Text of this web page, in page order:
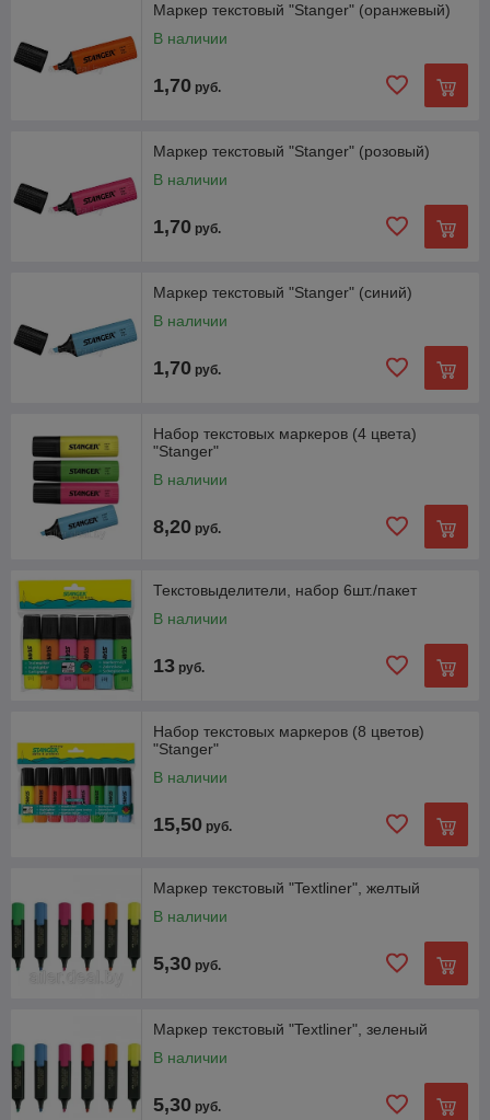
Маркер текстовый "Stanger" (оранжевый)
В наличии
1,70 руб.
Маркер текстовый "Stanger" (розовый)
В наличии
1,70 руб.
Маркер текстовый "Stanger" (синий)
В наличии
1,70 руб.
Набор текстовых маркеров (4 цвета)
"Stanger"
В наличии
8,20 руб.
Текстовыделители, набор 6шт./пакет
В наличии
13 руб.
Набор текстовых маркеров (8 цветов)
"Stanger"
В наличии
15,50 руб.
Маркер текстовый "Textliner", желтый
В наличии
5,30 руб.
Маркер текстовый "Textliner", зеленый
В наличии
5,30 руб.